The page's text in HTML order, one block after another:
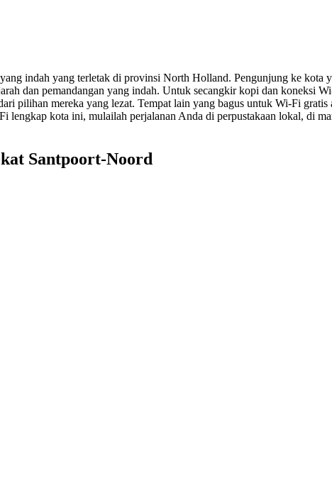
indah yang terletak di provinsi North Holland. Pengunjung ke kota
dan pemandangan yang indah. Untuk secangkir kopi dan koneksi
pilihan mereka yang lezat. Tempat lain yang bagus untuk Wi-Fi
lengkap kota ini, mulailah perjalanan Anda di perpustakaan lokal, di
Santpoort-Noord